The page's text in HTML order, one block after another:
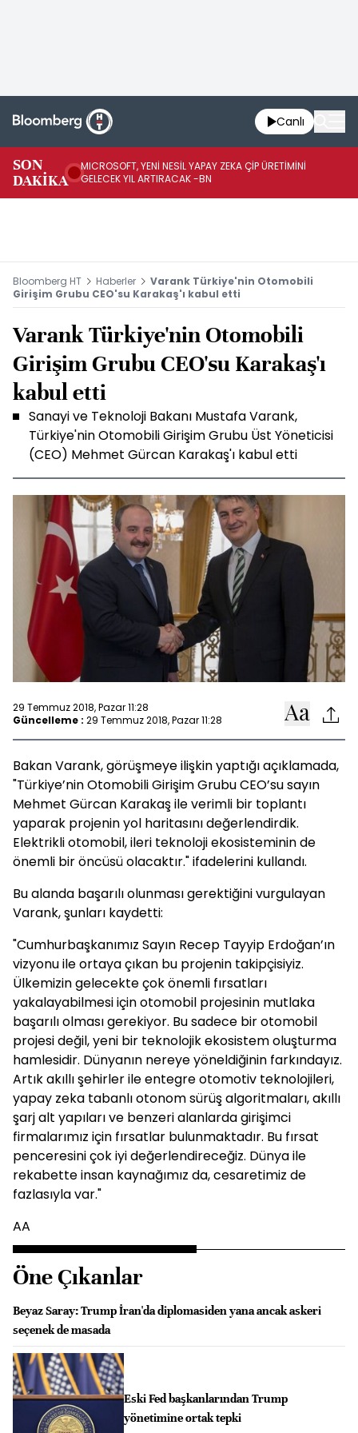
Canlı
SON
DAKİKA
MICROSOFT, YENİ NESİL YAPAY ZEKA ÇİP ÜRETİMİNİ
GELECEK YIL ARTIRACAK -BN
Bloomberg HT Haberler
Varank Türkiye'nin Otomobili
Girişim Grubu CEO'su Karakaş'ı kabul etti
Varank Türkiye'nin Otomobili
Girişim Grubu CEO'su Karakaş'ı
kabul etti
Sanayi ve Teknoloji Bakanı Mustafa Varank,
Türkiye'nin Otomobili Girişim Grubu Üst Yöneticisi
(CEO) Mehmet Gürcan Karakaş'ı kabul etti
29 Temmuz 2018, Pazar 11:28
Güncelleme : 29 Temmuz 2018, Pazar 11:28
Bakan Varank, görüşmeye ilişkin yaptığı açıklamada,
"Türkiye’nin Otomobili Girişim Grubu CEO’su sayın
Mehmet Gürcan Karakaş ile verimli bir toplantı
yaparak projenin yol haritasını değerlendirdik.
Elektrikli otomobil, ileri teknoloji ekosisteminin de
önemli bir öncüsü olacaktır." ifadelerini kullandı.
Bu alanda başarılı olunması gerektiğini vurgulayan
Varank, şunları kaydetti:
"Cumhurbaşkanımız Sayın Recep Tayyip Erdoğan’ın
vizyonu ile ortaya çıkan bu projenin takipçisiyiz.
Ülkemizin gelecekte çok önemli fırsatları
yakalayabilmesi için otomobil projesinin mutlaka
başarılı olması gerekiyor. Bu sadece bir otomobil
projesi değil, yeni bir teknolojik ekosistem oluşturma
hamlesidir. Dünyanın nereye yöneldiğinin farkındayız.
Artık akıllı şehirler ile entegre otomotiv teknolojileri,
yapay zeka tabanlı otonom sürüş algoritmaları, akıllı
şarj alt yapıları ve benzeri alanlarda girişimci
firmalarımız için fırsatlar bulunmaktadır. Bu fırsat
penceresini çok iyi değerlendireceğiz. Dünya ile
rekabette insan kaynağımız da, cesaretimiz de
fazlasıyla var."
AA
Öne Çıkanlar
Beyaz Saray: Trump İran'da diplomasiden yana ancak askeri
seçenek de masada
Eski Fed başkanlarından Trump
yönetimine ortak tepki